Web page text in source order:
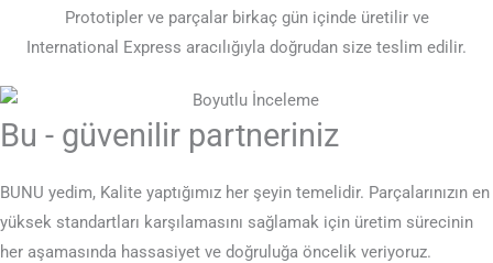
Prototipler ve parçalar birkaç gün içinde üretilir ve
International Express aracılığıyla doğrudan size teslim edilir.
Bu - güvenilir partneriniz
BUNU yedim, Kalite yaptığımız her şeyin temelidir. Parçalarınızın en
yüksek standartları karşılamasını sağlamak için üretim sürecinin
her aşamasında hassasiyet ve doğruluğa öncelik veriyoruz.